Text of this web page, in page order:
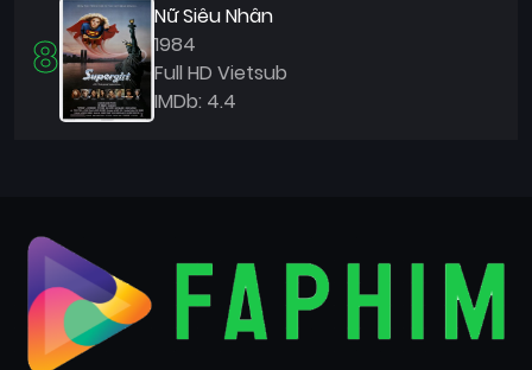
8
Nữ Siêu Nhân
1984
Full HD Vietsub
IMDb: 4.4